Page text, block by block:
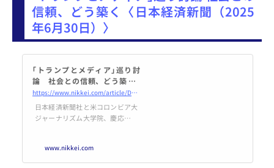
信頼、どう築く〈日本経済新聞（2025
年6月30日）〉
｢トランプとメディア｣巡り討
論 社会との信頼、どう築く -
日本経済新聞
https://www.nikkei.com/article/DGXZQOUD142GD0U5A610C2000000/
日本経済新聞社と米コロンビア大
ジャーナリズム大学院、慶応義塾
クト「トランプとメディア
ジャーナリズムを考える」を慶応
www.nikkei.com